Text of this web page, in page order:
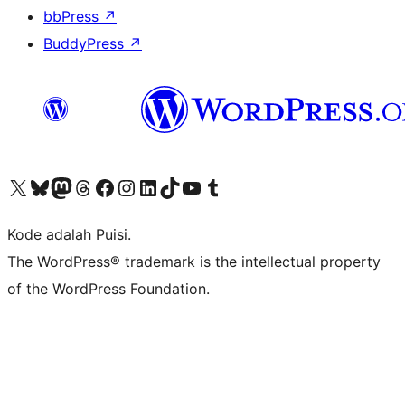
bbPress ↗
BuddyPress ↗
Kunjungi akun X (sebelumnya Twitter) kamiVisit our Bluesky account
Kunjungi akun Mastodon kami
Visit our Threads account
Kunjungi halaman Facebook kamiKunjungi akun Instagram kamiKunjungi akun LinkedIn kami
Visit our TikTok account
Kunjungi channel YouTube kamiVisit our Tumblr account
Kode adalah Puisi.
The WordPress® trademark is the intellectual property
of the WordPress Foundation.